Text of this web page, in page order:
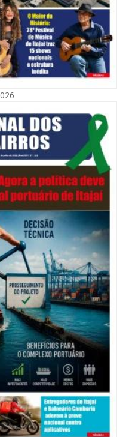
correto de lixo para
ações de prevenção de